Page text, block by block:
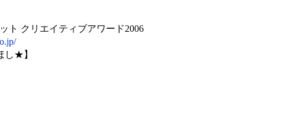
ト クリエイティブアワード2006
し★】